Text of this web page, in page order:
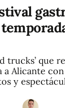
trucks’ que
a Alicante
y